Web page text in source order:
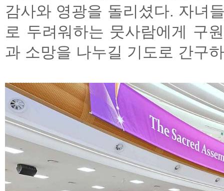
감사와 영광을 돌리셨다. 자녀
로 두려워하는 뭇사람에게 구
과 소망을 나누길 기도로 간구